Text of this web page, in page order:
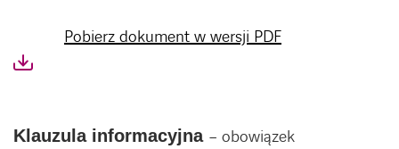
Pobierz dokument w wersji PDF
Klauzula informacyjna – obowiązek